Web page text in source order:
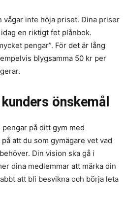
vågar inte höja priset. Dina priser
en riktigt fet plånbok.
pengar”. För det är lång
blygsamma 50 kr per
önskemål
på ditt gym med
att du som gymägare vet vad
Din vision ska gå i
dina medlemmar att märka din
att bli besvikna och börja leta